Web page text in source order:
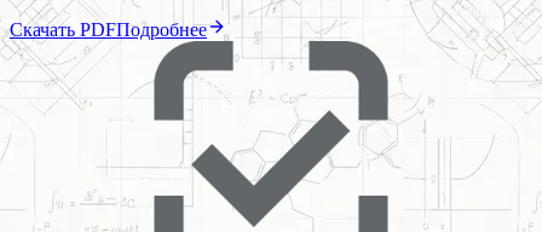
Скачать PDFПодробнее